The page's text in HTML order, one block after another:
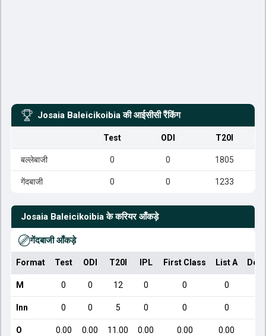
Josaia Baleicikoibia की आईसीसी रैंकिंग
Test ODI T20I
बल्लेबाजी 0 0 1805
गेंदबाजी 0 0 1233
Josaia Baleicikoibia के करियर आँकड़े
गेंदबाजी आँकड़े
Format Test ODI T20I IPL First Class List A
M 0 0 12 0 0 0
Inn 0 0 5 0 0 0
O 0.00 0.00 11.00 0.00 0.00 0.00